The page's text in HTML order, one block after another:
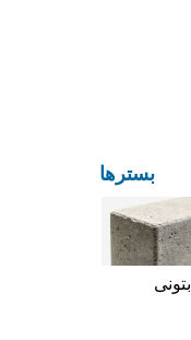
بسترها
بتونی